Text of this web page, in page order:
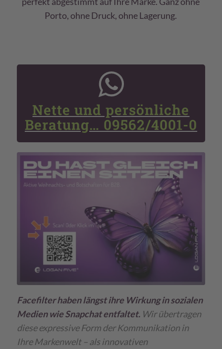
Porto, ohne Druck, ohne Lagerung.
Nette und persönliche
Beratung… 09562/4001-0
Facefilter haben längst ihre Wirkung in sozialen
Medien wie Snapchat entfaltet. Wir übertragen
diese expressive Form der Kommunikation in
Ihre Markenwelt – als innovativen